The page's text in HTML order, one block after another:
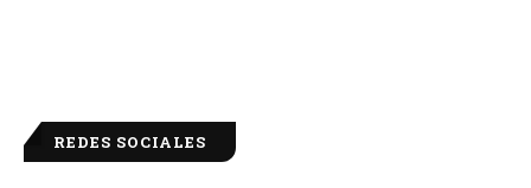
REDES SOCIALES